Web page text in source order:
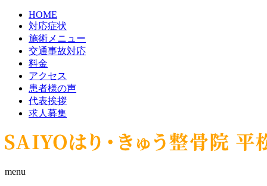
HOME
対応症状
施術メニュー
交通事故対応
料金
アクセス
患者様の声
代表挨拶
求人募集
menu